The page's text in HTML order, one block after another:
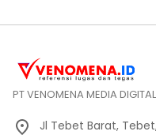
PT VENOMENA MEDIA DIGITAL
Jl Tebet Barat,